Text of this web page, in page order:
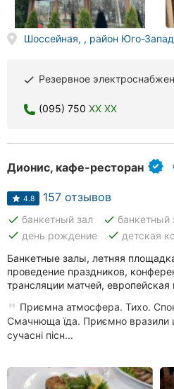
Шоссейная, , район Юго-
done Резервное
(095) 750 XX XX
Дионис, кафе-ресторан
4.8 157 отзывов
done банкетный зал done банкетный
done день рождение done детская
Банкетные залы, летняя
проведение праздников,
трансляции матчей,
Приємна атмосфера. Тихо.
Смачнюща їда. Приємно вразили
сучасні пісн...